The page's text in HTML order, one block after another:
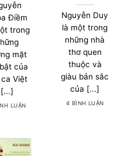
Điềm
trong
mặt
của
Việt
[...]
LUẬN
Nguyễn Duy
là một trong
những nhà
thơ quen
thuộc và
giàu bản sắc
của [...]
4 BÌNH LUẬN